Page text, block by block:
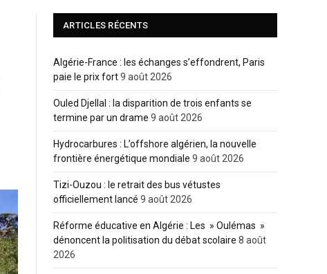
ARTICLES RÉCENTS
Algérie-France : les échanges s’effondrent, Paris
paie le prix fort9 août 2026
Ouled Djellal : la disparition de trois enfants se
termine par un drame 9 août 2026
Hydrocarbures : L’offshore algérien, la nouvelle
frontière énergétique mondiale 9 août 2026
Tizi-Ouzou : le retrait des bus vétustes
officiellement lancé 9 août 2026
Réforme éducative en Algérie : Les » Oulémas »
dénoncent la politisation du débat scolaire 8 août
2026